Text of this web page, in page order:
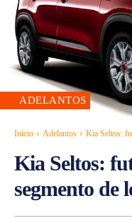
ADELANTOS
Inicio Adelantos Kia Seltos:
Kia Seltos:
segmento de